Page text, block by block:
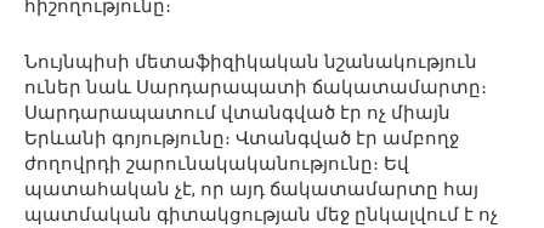
հիշողությունը։
Նույնպիսի մետաֆիզիկական նշանակություն
ուներ նաև Սարդարապատի ճակատամարտը։
Սարդարապատում վտանգված էր ոչ միայն
Երևանի գոյությունը։ Վտանգված էր ամբողջ
ժողովրդի շարունակականությունը։ Եվ
պատահական չէ, որ այդ ճակատամարտը հայ
պատմական գիտակցության մեջ ընկալվում է ոչ